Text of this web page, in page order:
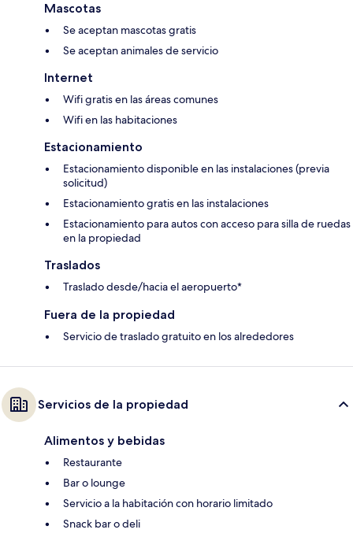
Mascotas
Se aceptan mascotas gratis
Se aceptan animales de servicio
Internet
Wifi gratis en las áreas comunes
Wifi en las habitaciones
Estacionamiento
Estacionamiento disponible en las instalaciones (previa
solicitud)
Estacionamiento gratis en las instalaciones
Estacionamiento para autos con acceso para silla de ruedas
en la propiedad
Traslados
Traslado desde/hacia el aeropuerto*
Fuera de la propiedad
Servicio de traslado gratuito en los alrededores
Servicios de la propiedad
Alimentos y bebidas
Restaurante
Bar o lounge
Servicio a la habitación con horario limitado
Snack bar o deli